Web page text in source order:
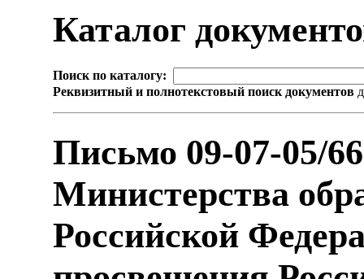
Каталог
Поиск по каталогу:
Реквизитный и полнотекстовый поиск документов
Письмо 09-07-05/
Министерства
Российской